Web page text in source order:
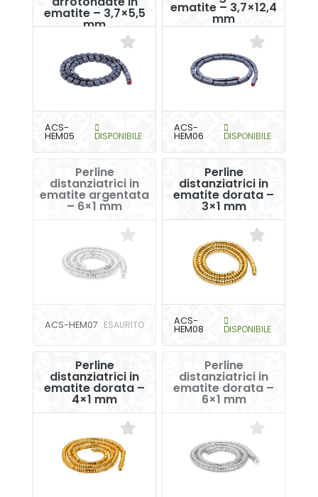
ematite – 3,7×5,5
mm
ACS-
HEM05 DISPONIBILE
ematite – 3,7×12,4
mm
ACS-
HEM06 DISPONIBILE
Perline
distanziatrici in
ematite argentata
– 6×1 mm
ACS-HEM07 ESAURITO
Perline
distanziatrici in
ematite dorata –
3×1 mm
ACS-
HEM08 DISPONIBILE
Perline
distanziatrici in
ematite dorata –
4×1 mm
Perline
distanziatrici in
ematite dorata –
6×1 mm